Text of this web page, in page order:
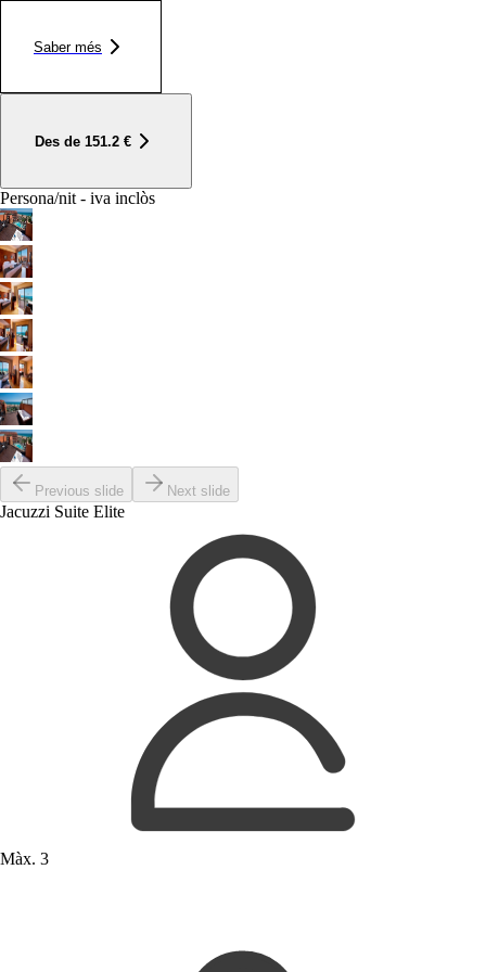
Saber més
Des de 151.2 €
Persona/nit - iva inclòs
Previous slide Next slide
Jacuzzi Suite Elite
Màx. 3